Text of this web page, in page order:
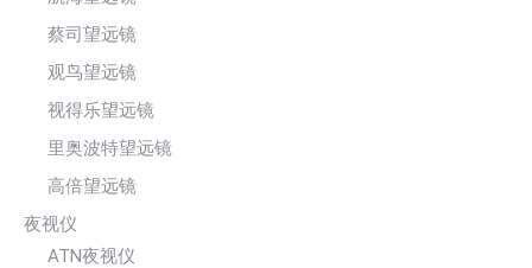
蔡司望远镜
观鸟望远镜
视得乐望远镜
里奥波特望远镜
高倍望远镜
夜视仪
ATN夜视仪